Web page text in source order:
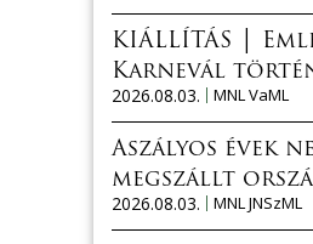
KIÁLLÍTÁS │
Karnevál
2026.08.03.
MNL VaML
Aszályos évek
megszállt
2026.08.03.
MNL JNSzML